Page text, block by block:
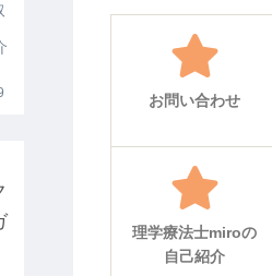
お問い合わせ
理学療法士miroの
自己紹介